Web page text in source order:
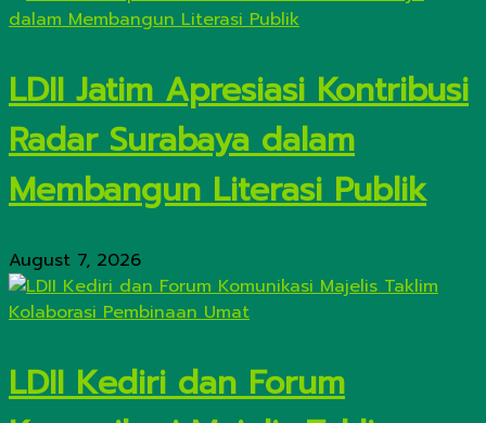
LDII Jatim Apresiasi Kontribusi
Radar Surabaya dalam
Membangun Literasi Publik
August 7, 2026
LDII Kediri dan Forum